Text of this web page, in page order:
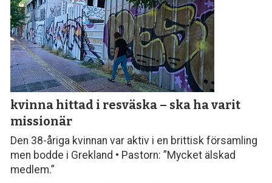
kvinna hittad i resväska – ska ha varit
missionär
Den 38-åriga kvinnan var aktiv i en brittisk församling
men bodde i Grekland • Pastorn: ”Mycket älskad
medlem.”